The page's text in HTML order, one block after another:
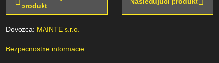
produkt
Nasledujúci produkt
Dovozca: MAINTE s.r.o.
Bezpečnostné informácie